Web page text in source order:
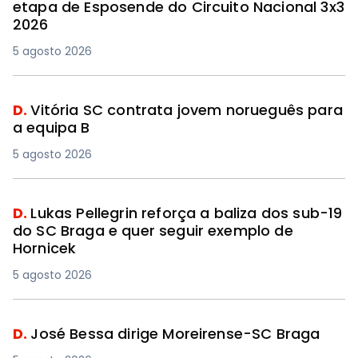
etapa de Esposende do Circuito Nacional 3x3
2026
5 agosto 2026
D.Vitória SC contrata jovem norueguês para
a equipa B
5 agosto 2026
D. Lukas Pellegrin reforça a baliza dos sub-19
do SC Braga e quer seguir exemplo de
Hornicek
5 agosto 2026
D. José Bessa dirige Moreirense-SC Braga